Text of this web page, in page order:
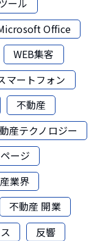
ール
Office
WEB集客
マートフォン
不動産
産テクノロジー
ージ
業界
不動産 開業
反響